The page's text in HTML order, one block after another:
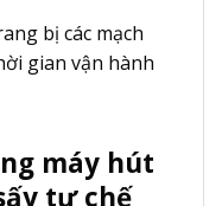
bị các mạch
gian vận hành
máy hút
tự chế